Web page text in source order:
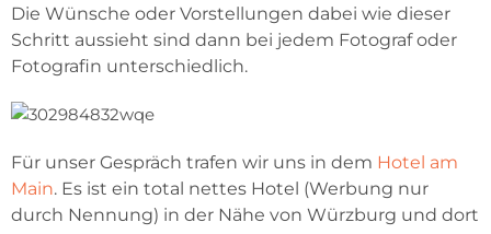
Die Wünsche oder Vorstellungen dabei wie dieser
Schritt aussieht sind dann bei jedem Fotograf oder
Fotografin unterschiedlich.
Für unser Gespräch trafen wir uns in dem Hotel am
Main. Es ist ein total nettes Hotel (Werbung nur
durch Nennung) in der Nähe von Würzburg und dort